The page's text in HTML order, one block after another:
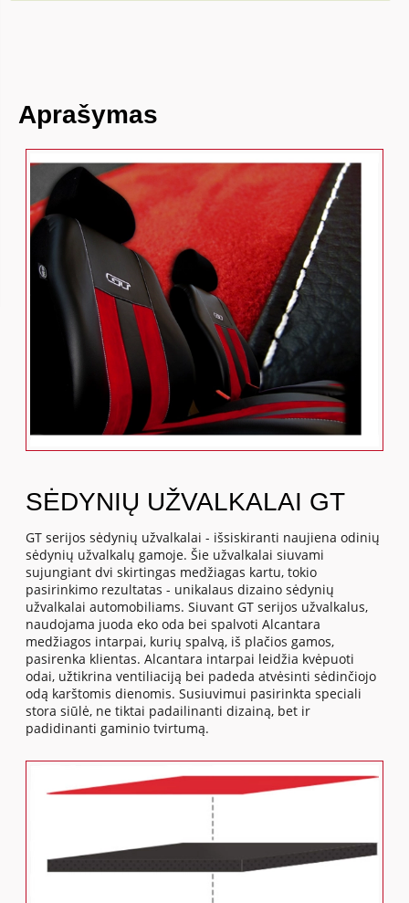
Aprašymas
SĖDYNIŲ UŽVALKALAI GT
GT serijos sėdynių užvalkalai - išsiskiranti naujiena odinių
sėdynių užvalkalų gamoje. Šie užvalkalai siuvami
sujungiant dvi skirtingas medžiagas kartu, tokio
pasirinkimo rezultatas - unikalaus dizaino sėdynių
užvalkalai automobiliams. Siuvant GT serijos užvalkalus,
naudojama juoda eko oda bei spalvoti Alcantara
medžiagos intarpai, kurių spalvą, iš plačios gamos,
pasirenka klientas. Alcantara intarpai leidžia kvėpuoti
odai, užtikrina ventiliaciją bei padeda atvėsinti sėdinčiojo
odą karštomis dienomis. Susiuvimui pasirinkta speciali
stora siūlė, ne tiktai padailinanti dizainą, bet ir
padidinanti gaminio tvirtumą.